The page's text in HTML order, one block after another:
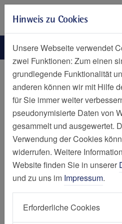
Zur Hauptnavigation springen
Zum Seiteninhalt springen
Zum Seitenende springen
Krüger- Contilia
Personen
Bettina Krüger-
Contilia GmbH
Teamleiterin
Huttropstraße 58
Hinweis zu Cookies
Unsere Webseite verwendet
zwei Funktionen: Zum einen
grundlegende Funktionalität
anderen können wir mit Hilfe
für Sie immer weiter
pseudonymisierte Daten von
gesammelt und ausgewertet.
Verwendung der Cookies
widerrufen. Weitere
Website finden Sie in unserer
und zu uns im Impressum.
Erforderliche Cookies